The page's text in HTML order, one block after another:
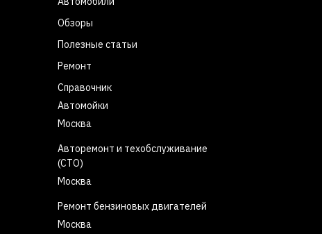
Обзоры
Полезные статьи
Ремонт
Справочник
Автомойки
Москва
Авторемонт и техобслуживание
(СТО)
Москва
Ремонт бензиновых двигателей
Москва